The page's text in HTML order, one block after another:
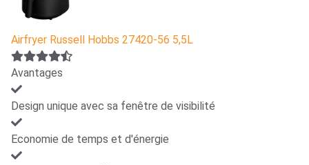
Airfryer Russell Hobbs 27420-56 5,5L
Avantages
Design unique avec sa fenêtre de visibilité
Economie de temps et d'énergie